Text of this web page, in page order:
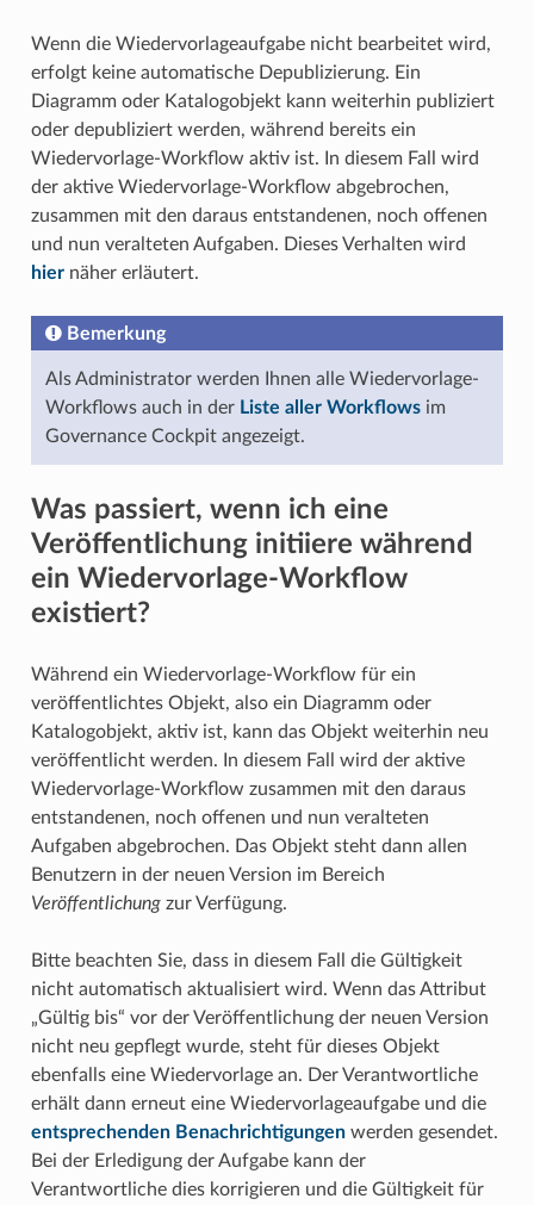
Wenn die Wiedervorlageaufgabe nicht bearbeitet wird,
erfolgt keine automatische Depublizierung. Ein
Diagramm oder Katalogobjekt kann weiterhin publiziert
oder depubliziert werden, während bereits ein
Wiedervorlage-Workflow aktiv ist. In diesem Fall wird
der aktive Wiedervorlage-Workflow abgebrochen,
zusammen mit den daraus entstandenen, noch offenen
und nun veralteten Aufgaben. Dieses Verhalten wird
hiernäher erläutert.
Bemerkung
Als Administrator werden Ihnen alle Wiedervorlage-
Workflows auch in der Liste aller Workflowsim
Governance Cockpit angezeigt.
Was passiert, wenn ich eine
Veröffentlichung initiiere während
ein Wiedervorlage-Workflow
existiert?
Während ein Wiedervorlage-Workflow für ein
veröffentlichtes Objekt, also ein Diagramm oder
Katalogobjekt, aktiv ist, kann das Objekt weiterhin neu
veröffentlicht werden. In diesem Fall wird der aktive
Wiedervorlage-Workflow zusammen mit den daraus
entstandenen, noch offenen und nun veralteten
Aufgaben abgebrochen. Das Objekt steht dann allen
Benutzern in der neuen Version im Bereich
Veröffentlichungzur Verfügung.
Bitte beachten Sie, dass in diesem Fall die Gültigkeit
nicht automatisch aktualisiert wird. Wenn das Attribut
„Gültig bis“ vor der Veröffentlichung der neuen Version
nicht neu gepflegt wurde, steht für dieses Objekt
ebenfalls eine Wiedervorlage an. Der Verantwortliche
erhält dann erneut eine Wiedervorlageaufgabe und die
entsprechenden Benachrichtigungenwerden gesendet.
Bei der Erledigung der Aufgabe kann der
Verantwortliche dies korrigieren und die Gültigkeit für